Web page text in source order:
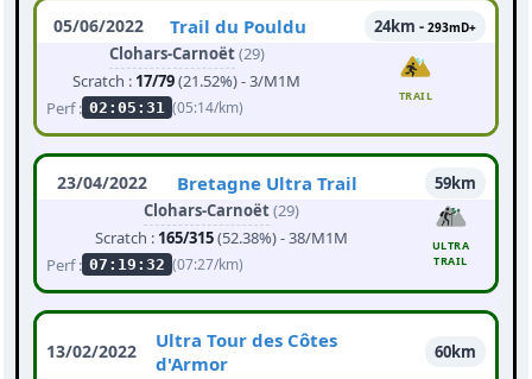
05/06/2022 Trail du Pouldu 24km - 293mD+
Clohars-Carnoët(29)
Scratch : 17/79(21.52%) - 3/M1M
Perf : 02:05:31 (05:14/km)
TRAIL
23/04/2022 Bretagne Ultra Trail
59km
Clohars-Carnoët(29)
Scratch : 165/315(52.38%) - 38/M1M
Perf : 07:19:32 (07:27/km)
ULTRA
TRAIL
13/02/2022
Ultra Tour des Côtes
d'Armor
60km